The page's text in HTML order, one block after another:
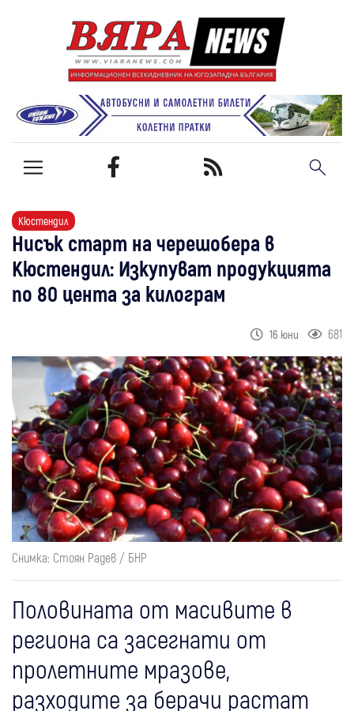
Кюстендил
Нисък старт на черешобера в
Кюстендил: Изкупуват продукцията
по 80 цента за килограм
16 юни 681
Снимка: Стоян Радев / БНР
Половината от масивите в
региона са засегнати от
пролетните мразове,
разходите за берачи растат